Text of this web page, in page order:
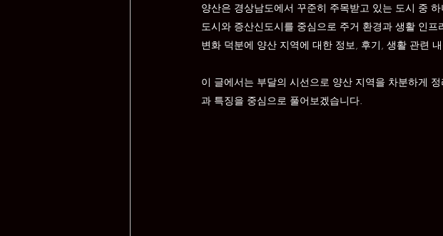
양산은 경상남도에서 꾸준히 주목받고 있는 도시 중
도시와 증산신도시를 중심으로 주거 환경과 생활 인
변화 덕분에 양산 지역에 대한 정보, 후기, 생활 관련
이 글에서는 부달의 시선으로 양산 지역을 차분하게
과 특징을 중심으로 풀어보겠습니다.